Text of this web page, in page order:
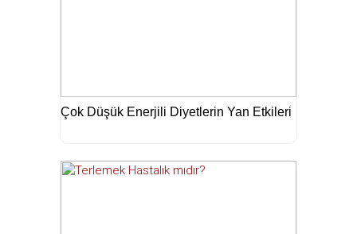
Çok Düşük Enerjili Diyetlerin Yan Etkileri